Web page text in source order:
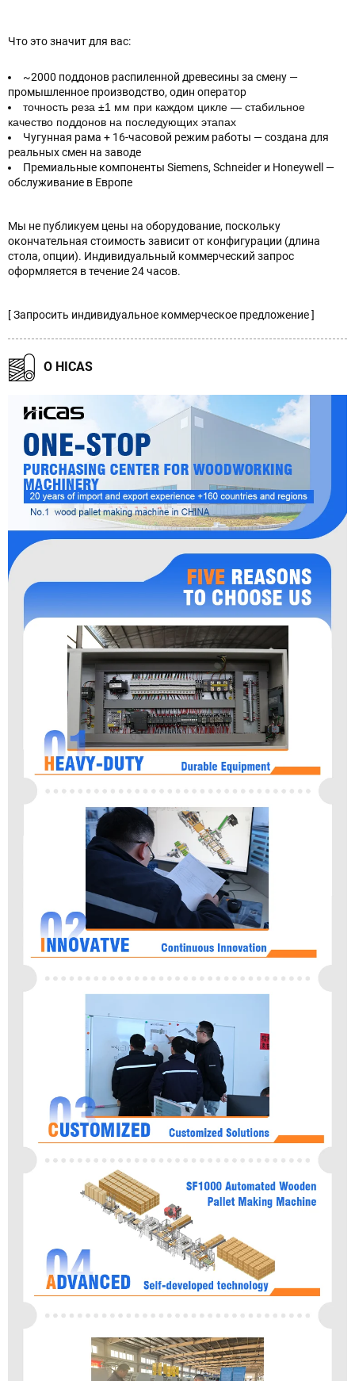
Что это значит для вас:
~2000 поддонов распиленной древесины за смену —
промышленное производство, один оператор
точность реза ±1 мм при каждом цикле — стабильное
качество поддонов на последующих этапах
Чугунная рама + 16-часовой режим работы — создана для
реальных смен на заводе
Премиальные компоненты Siemens, Schneider и Honeywell —
обслуживание в Европе
Мы не публикуем цены на оборудование, поскольку
окончательная стоимость зависит от конфигурации (длина
стола, опции). Индивидуальный коммерческий запрос
оформляется в течение 24 часов.
[ Запросить индивидуальное коммерческое предложение ]
О HICAS